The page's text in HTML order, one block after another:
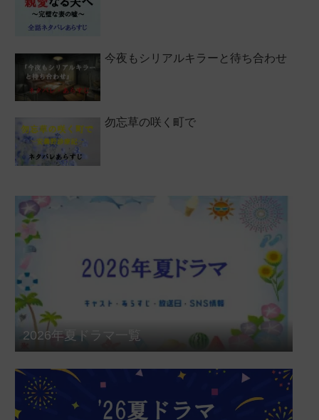
今夜もシリアルキラーと待ち合わせ
勿忘草の咲く町で
2026年夏ドラマ一覧